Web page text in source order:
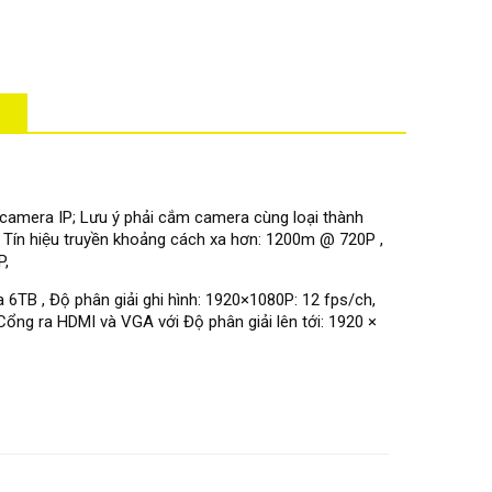
IP; Lưu ý phải cắm camera cùng loại thành
hiệu truyền khoảng cách xa hơn: 1200m @ 720P ,
, Độ phân giải ghi hình: 1920×1080P: 12 fps/ch,
ra HDMI và VGA với Độ phân giải lên tới: 1920 ×